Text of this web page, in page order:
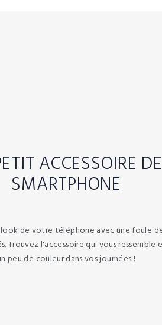
ACCESSOIRE DE
SMARTPHONE
look de votre téléphone avec une foule
Trouvez l'accessoire qui vous
peu de couleur dans vos journées !